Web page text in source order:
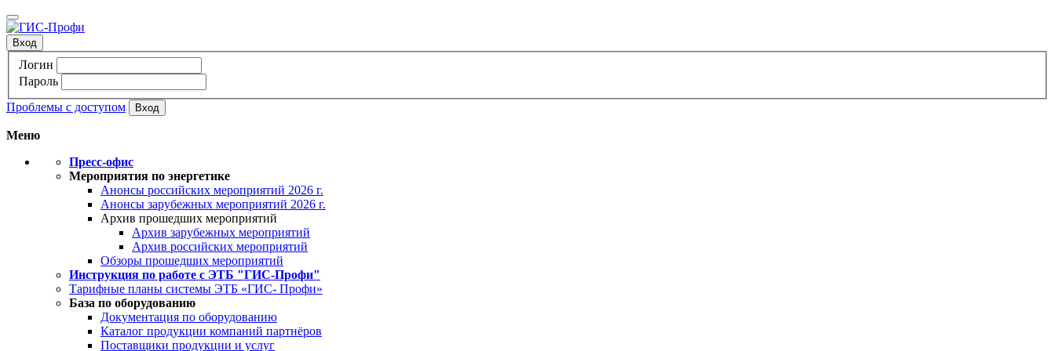
Вход
Логин
Пароль
Проблемы с доступом
Меню
Пресс-офис
Мероприятия по энергетике
Анонсы российских мероприятий 2026 г.
Анонсы зарубежных мероприятий 2026 г.
Архив прошедших мероприятий
Архив зарубежных мероприятий
Архив российских мероприятий
Обзоры прошедших мероприятий
Инструкция по работе с ЭТБ "ГИС-Профи"
Тарифные планы системы ЭТБ «ГИС- Профи»
База по оборудованию
Документация по оборудованию
Каталог продукции компаний партнёров
Поставщики продукции и услуг